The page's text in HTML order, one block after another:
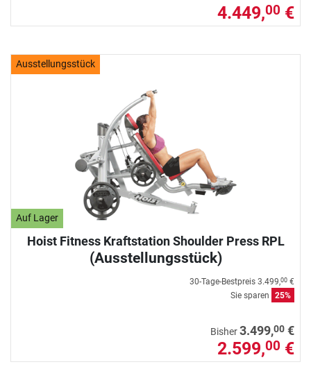
4.449,00 €
Ausstellungsstück
Auf Lager
Hoist Fitness Kraftstation Shoulder Press RPL
(Ausstellungsstück)
30-Tage-Bestpreis 3.499,00 €
Sie sparen
25%
Bisher3.499,00 €
2.599,00 €